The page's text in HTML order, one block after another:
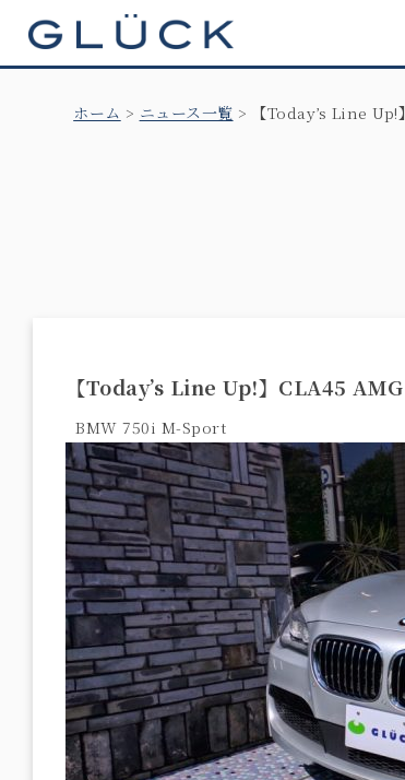
ホーム ニュース一覧 【Today’s Line
【Today’s Line Up!】CLA45
BMW 750i M-Sport